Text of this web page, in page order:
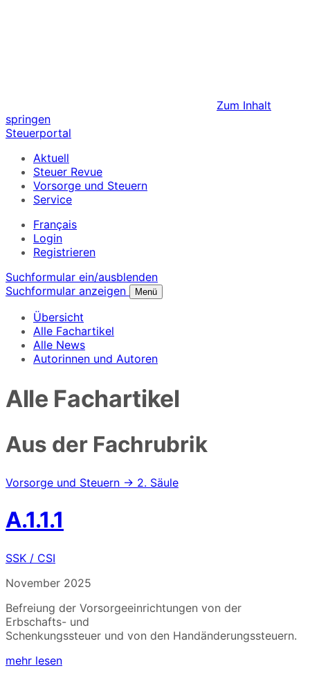
Zum Inhalt
springen
Steuerportal
Aktuell
Steuer Revue
Vorsorge und Steuern
Service
Français
Login
Registrieren
Suchformular ein/ausblenden
Suchformular anzeigen
Menü
Übersicht
Alle Fachartikel
Alle News
Autorinnen und Autoren
Alle Fachartikel
Aus der Fachrubrik
Vorsorge und Steuern → 2. Säule
A.1.1.1
SSK / CSI
November 2025
Befreiung der Vorsorgeeinrichtungen von der
Erbschafts- und
Schenkungssteuer und von den Handänderungssteuern.
mehr lesen